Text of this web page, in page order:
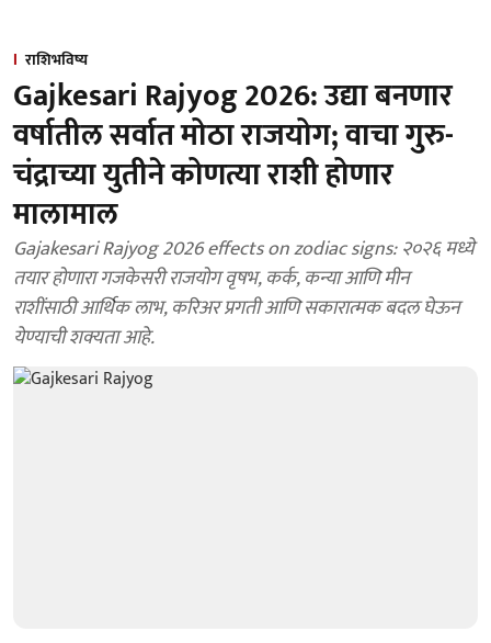
राशिभविष्य
Gajkesari Rajyog 2026: उद्या बनणार
वर्षातील सर्वात मोठा राजयोग; वाचा गुरु-
चंद्राच्या युतीने कोणत्या राशी होणार
मालामाल
Gajakesari Rajyog 2026 effects on zodiac signs: २०२६ मध्ये
तयार होणारा गजकेसरी राजयोग वृषभ, कर्क, कन्या आणि मीन
राशींसाठी आर्थिक लाभ, करिअर प्रगती आणि सकारात्मक बदल घेऊन
येण्याची शक्यता आहे.